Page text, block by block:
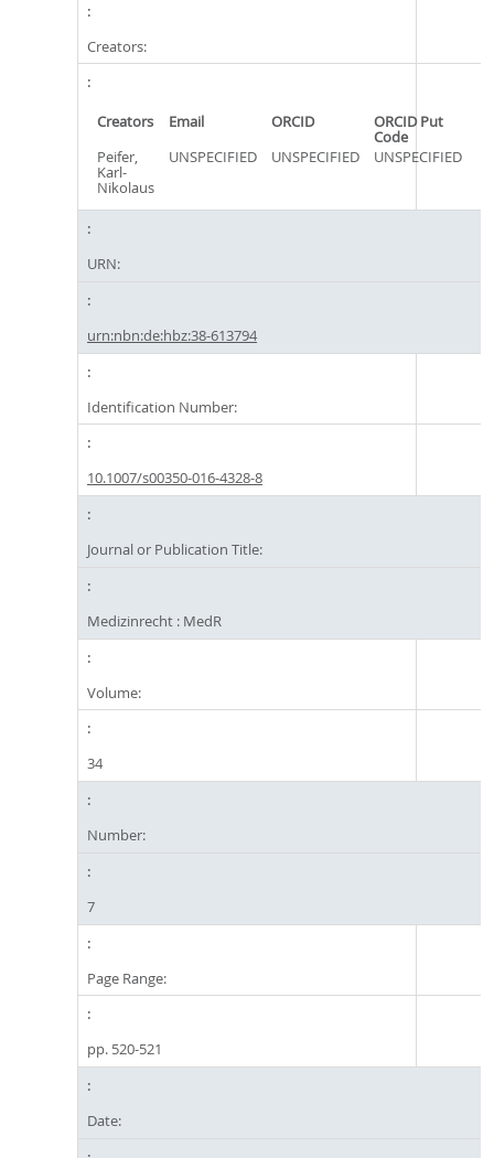
Creators:
Creators Email ORCID ORCID Put
Code
Peifer,
Karl-
Nikolaus
UNSPECIFIED UNSPECIFIED UNSPECIFIED
URN:
urn:nbn:de:hbz:38-613794
Identification Number:
10.1007/s00350-016-4328-8
Journal or Publication Title:
Medizinrecht : MedR
Volume:
34
Number:
7
Page Range:
pp. 520-521
Date: